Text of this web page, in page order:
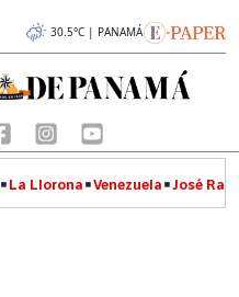
30.5°C | PANAMÁ
La Llorona Venezuela José